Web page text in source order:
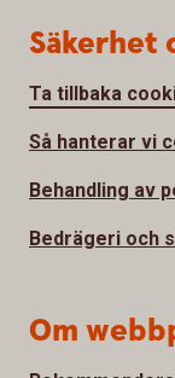
Ta tillbaka
Så hanterar vi
Behandling av
Bedrägeri och
Om